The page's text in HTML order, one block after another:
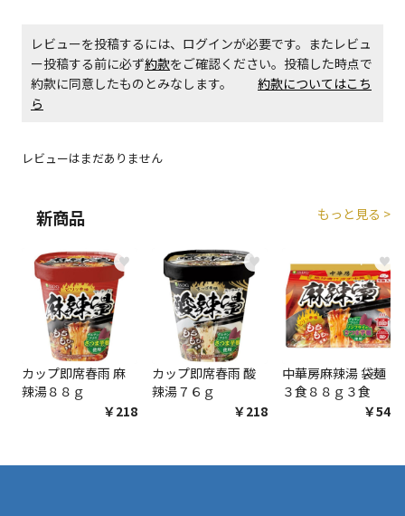
レビューを投稿するには、ログインが必要です。またレビュ
ー投稿する前に必ず約款をご確認ください。投稿した時点で
約款に同意したものとみなします。 約款についてはこち
ら
レビューはまだありません
新商品 もっと見る >
♥
カップ即席春雨 麻
辣湯８８ｇ
￥218
♥
カップ即席春雨 酸
辣湯７６ｇ
￥218
♥
中華房麻辣湯 袋麺
３食８８ｇ３食
￥548